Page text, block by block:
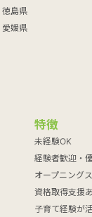
徳島県
愛媛県
特徴
未経験OK
経験者歓迎・
オープニング
資格取得支援
子育て経験が